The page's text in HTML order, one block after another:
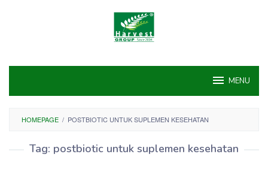
MENU
HOMEPAGE / POSTBIOTIC UNTUK SUPLEMEN KESEHATAN
Tag: postbiotic untuk suplemen kesehatan